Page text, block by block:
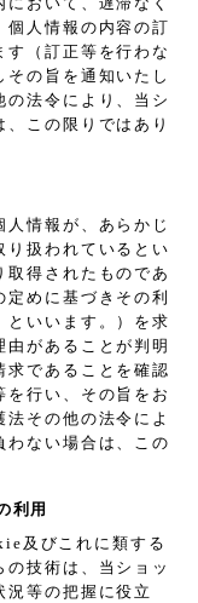
個人情報の内容の訂
（訂正等を行わな
の旨を通知いたし
の法令により、当シ
この限りではあり
情報が、あらかじ
り扱われているとい
取得されたものであ
めに基づきその利
といいます。）を求
があることが判明
求であることを確認
行い、その旨をお
その他の法令によ
わない場合は、この
利用
及びこれに類する
技術は、当ショッ
等の把握に役立